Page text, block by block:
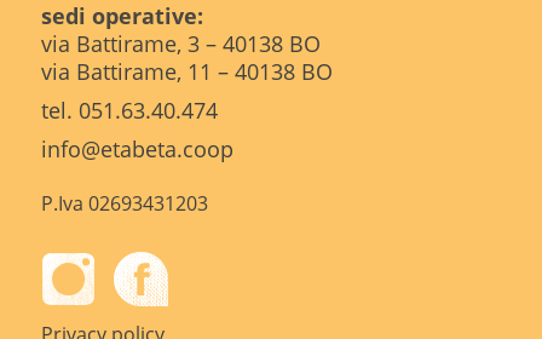
sedi operative:
via Battirame, 3 – 40138 BO
via Battirame, 11 – 40138 BO
tel. 051.63.40.474
info@etabeta.coop
P.Iva 02693431203